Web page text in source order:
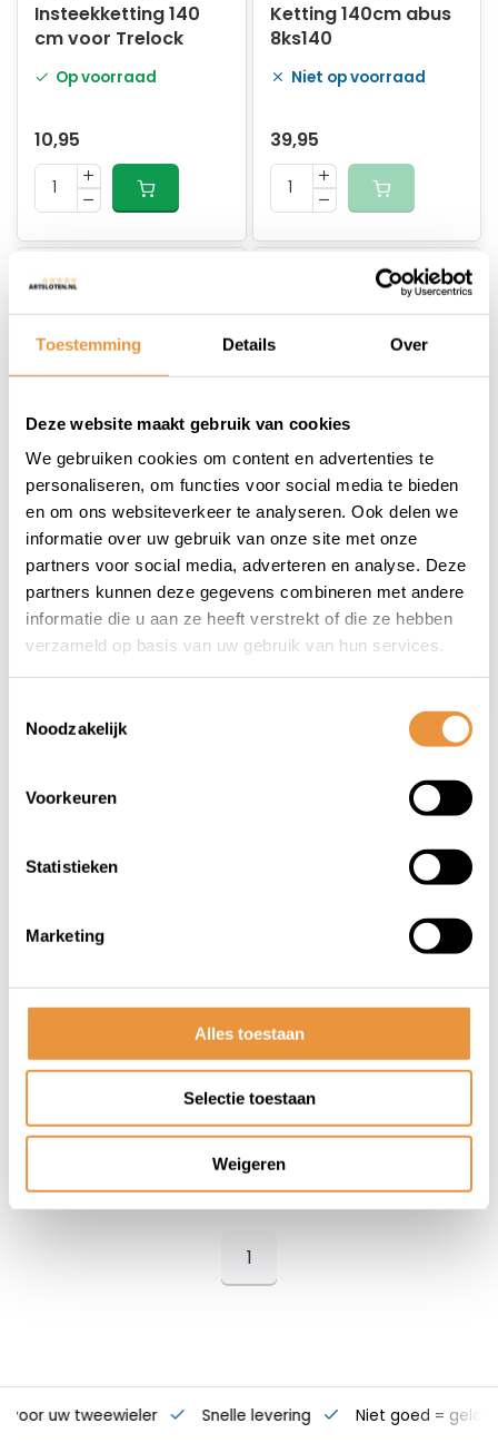
Toestemming Details Over
Deze website maakt gebruik van cookies
We gebruiken cookies om content en advertenties te
personaliseren, om functies voor social media te bieden
en om ons websiteverkeer te analyseren. Ook delen we
informatie over uw gebruik van onze site met onze
partners voor social media, adverteren en analyse. Deze
partners kunnen deze gegevens combineren met andere
informatie die u aan ze heeft verstrekt of die ze hebben
verzameld op basis van uw gebruik van hun services.
Noodzakelijk
Voorkeuren
Statistieken
Marketing
Alles toestaan
Selectie toestaan
Weigeren
Insteekketting 140
cm voor Trelock
Op voorraad
10,95
Ketting 140cm abus
8ks140
Niet op voorraad
39,95
Kettingslot ART2
140cm MBT4220
9809/140
Op voorraad
114,95
(0)
Kettingslot IVY ART3
140cm MBT4150
Op voorraad
145,99
129,95
Scooterslot ART-3
199,94
1
voor uw tweewieler Snelle levering Niet goed = geld